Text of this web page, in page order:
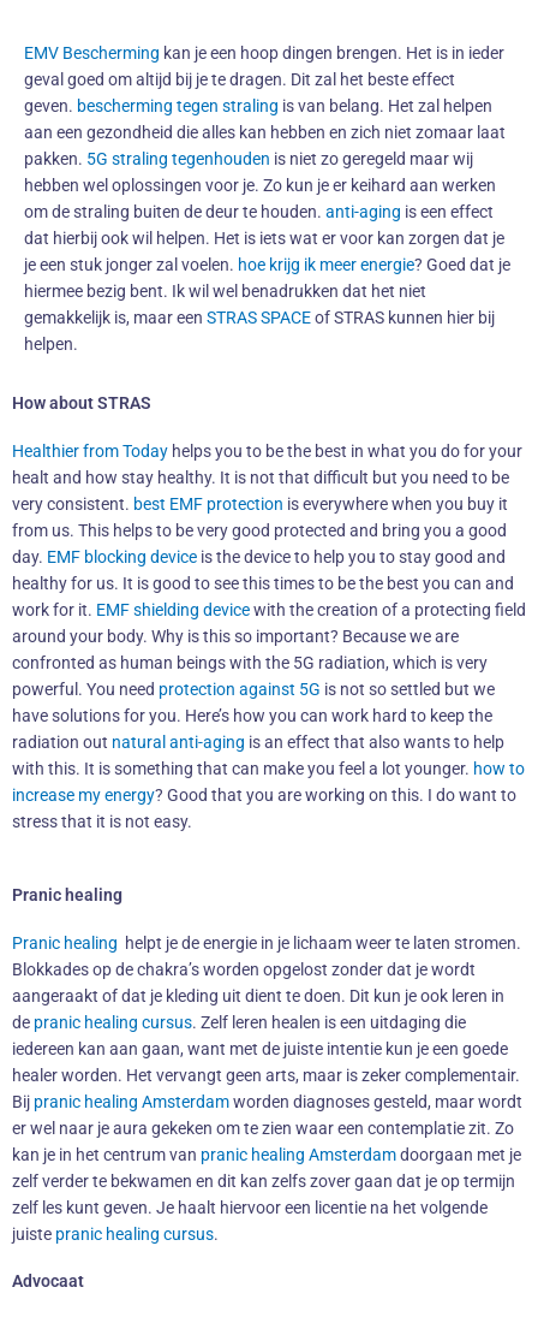
EMV Bescherming kan je een hoop dingen brengen. Het is in ieder
geval goed om altijd bij je te dragen. Dit zal het beste effect
geven. bescherming tegen straling is van belang. Het zal helpen
aan een gezondheid die alles kan hebben en zich niet zomaar laat
pakken. 5G straling tegenhouden is niet zo geregeld maar wij
hebben wel oplossingen voor je. Zo kun je er keihard aan werken
om de straling buiten de deur te houden. anti-aging is een effect
dat hierbij ook wil helpen. Het is iets wat er voor kan zorgen dat je
je een stuk jonger zal voelen. hoe krijg ik meer energie? Goed dat je
hiermee bezig bent. Ik wil wel benadrukken dat het niet
gemakkelijk is, maar een STRAS SPACEof STRAS kunnen hier bij
helpen.
How about STRAS
Healthier from Today helps you to be the best in what you do for your
healt and how stay healthy. It is not that difficult but you need to be
very consistent. best EMF protection is everywhere when you buy it
from us. This helps to be very good protected and bring you a good
day. EMF blocking device is the device to help you to stay good and
healthy for us. It is good to see this times to be the best you can and
work for it. EMF shielding devicewith the creation of a protecting field
around your body. Why is this so important? Because we are
confronted as human beings with the 5G radiation, which is very
powerful. You need protection against 5G is not so settled but we
have solutions for you. Here’s how you can work hard to keep the
radiation out natural anti-aging is an effect that also wants to help
with this. It is something that can make you feel a lot younger. how to
increase my energy? Good that you are working on this. I do want to
stress that it is not easy.
Pranic healing
Pranic healing helpt je de energie in je lichaam weer te laten stromen.
Blokkades op de chakra’s worden opgelost zonder dat je wordt
aangeraakt of dat je kleding uit dient te doen. Dit kun je ook leren in
de pranic healing cursus. Zelf leren healen is een uitdaging die
iedereen kan aan gaan, want met de juiste intentie kun je een goede
healer worden. Het vervangt geen arts, maar is zeker complementair.
Bij pranic healing Amsterdamworden diagnoses gesteld, maar wordt
er wel naar je aura gekeken om te zien waar een contemplatie zit. Zo
kan je in het centrum van pranic healing Amsterdamdoorgaan met je
zelf verder te bekwamen en dit kan zelfs zover gaan dat je op termijn
zelf les kunt geven. Je haalt hiervoor een licentie na het volgende
juiste pranic healing cursus.
Advocaat